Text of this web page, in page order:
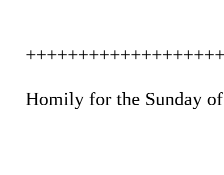
Homily for the Sunday